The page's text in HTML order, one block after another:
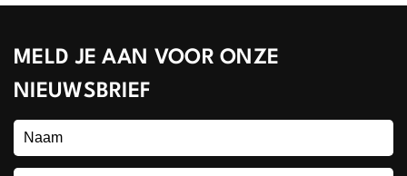
MELD JE AAN VOOR ONZE
NIEUWSBRIEF